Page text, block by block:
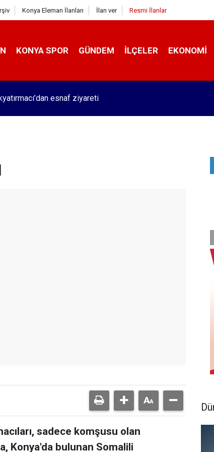
Konya Eleman İlanları İlan ver Resmi İlanlar
KONYA SPOR GÜNDEM İLÇELER EKONOMI
esnaf ziyareti
sadece komşusu olan
Konya'da bulunan Somalili